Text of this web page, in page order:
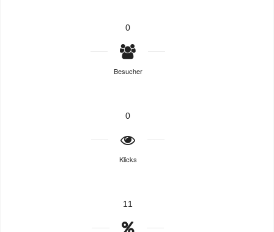
0
Besucher
0
Klicks
11